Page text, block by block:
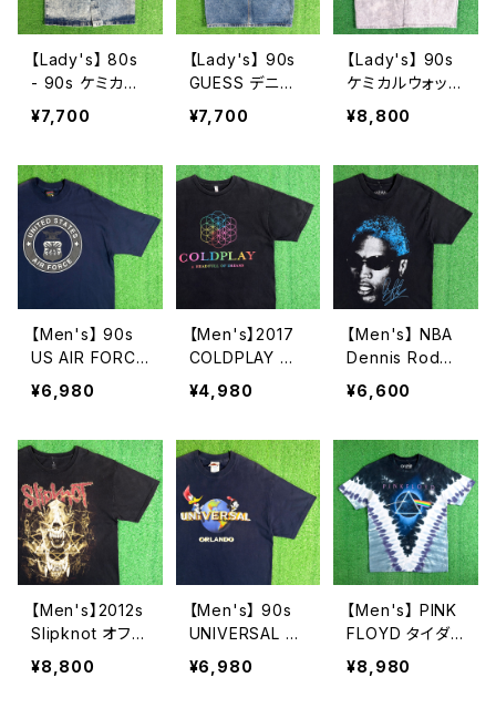
【Lady's】 80s
- 90s ケミカル
ウォッシュ デニ
ム スカート / ア
80年代 90年代
ミニ タイト レデ
ィース N1587
¥7,700
【Lady's】 90s
GUESS デニム
ミニスカート /
アメリカ製 USA
タイトスカート
スカート ミニ 古
着 レディース 2
275
¥7,700
【Lady's】 90s
ケミカルウォッシ
ュ デニム ミニ
スカート / 90年
ース N1586
¥8,800
【Men's】 90s
US AIR FORCE
リフレクター プ
リント Tシャツ /
製 90年代 USA
F ティーシャツ
T-Shirt N1584
¥6,980
【Men's】2017
COLDPLAY ツ
アー Tシャツ /
古着 ティーシャ
ド ロック 2279
¥4,980
【Men's】 NBA
Dennis Rodma
n オフィシャル
Tシャツ / ティー
古着 ロッドマン
2278
¥6,600
【Men's】2012s
Slipknot オフィ
シャル Tシャツ /
古着 バンド ロッ
¥8,800
【Men's】 90s
UNIVERSAL S
TUDIO ロゴ T
シャツ / 90年代
¥6,980
【Men's】 PINK
FLOYD タイダイ
Tシャツ / ティー
シャツ T-Shirt
¥8,980